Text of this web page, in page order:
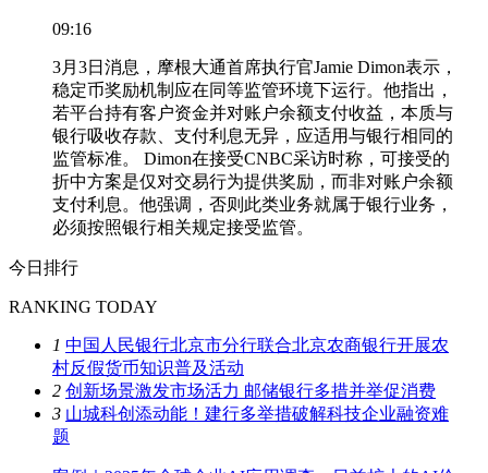
09:16
3月3日消息，摩根大通首席执行官Jamie Dimon表示，
稳定币奖励机制应在同等监管环境下运行。他指出，
若平台持有客户资金并对账户余额支付收益，本质与
银行吸收存款、支付利息无异，应适用与银行相同的
监管标准。 Dimon在接受CNBC采访时称，可接受的
折中方案是仅对交易行为提供奖励，而非对账户余额
支付利息。他强调，否则此类业务就属于银行业务，
必须按照银行相关规定接受监管。
今日排行
RANKING TODAY
1 中国人民银行北京市分行联合北京农商银行开展农
村反假货币知识普及活动
2 创新场景激发市场活力 邮储银行多措并举促消费
3 山城科创添动能！建行多举措破解科技企业融资难
题